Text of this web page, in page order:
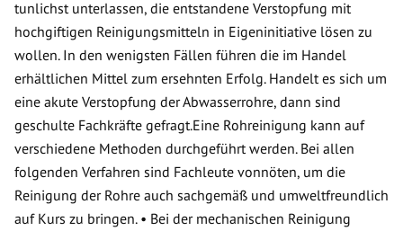
tunlichst unterlassen, die entstandene Verstopfung mit
hochgiftigen Reinigungsmitteln in Eigeninitiative lösen zu
wollen. In den wenigsten Fällen führen die im Handel
erhältlichen Mittel zum ersehnten Erfolg. Handelt es sich um
eine akute Verstopfung der Abwasserrohre, dann sind
geschulte Fachkräfte gefragt.Eine Rohreinigung kann auf
verschiedene Methoden durchgeführt werden. Bei allen
folgenden Verfahren sind Fachleute vonnöten, um die
Reinigung der Rohre auch sachgemäß und umweltfreundlich
auf Kurs zu bringen. • Bei der mechanischen Reinigung